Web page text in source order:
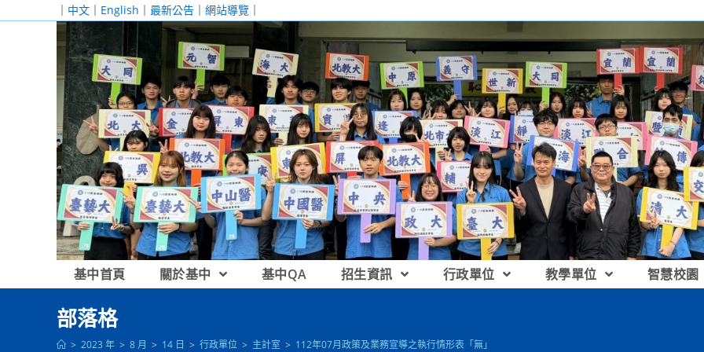
｜ 中文 ｜ English ｜ 最新公告 ｜ 網站導覽 ｜
基中首頁 關於基中 基中QA 招生資訊 行政單位 教學單位 智慧校園
部落格
> 2023 年 > 8 月 > 14 日 > 行政單位 > 主計室 > 112年07月政策及業務宣導之執行情形表「無」